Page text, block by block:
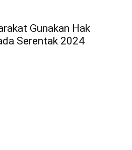
Gunakan Hak
Serentak 2024